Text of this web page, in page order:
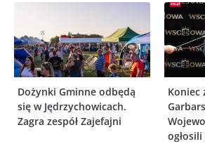
Dożynki Gminne odbędą
się w Jędrzychowicach.
Zagra zespół Zajefajni
Koniec